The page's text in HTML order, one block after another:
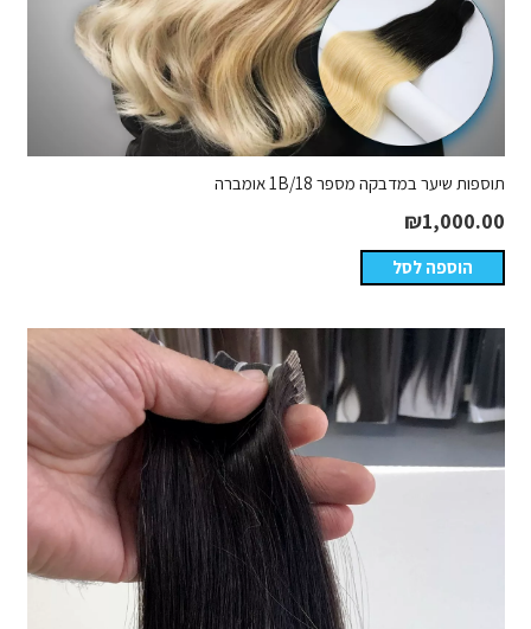
תוספות שיער במדבקה מספר 1B/18 אומברה
₪1,000.00
הוספה לסל